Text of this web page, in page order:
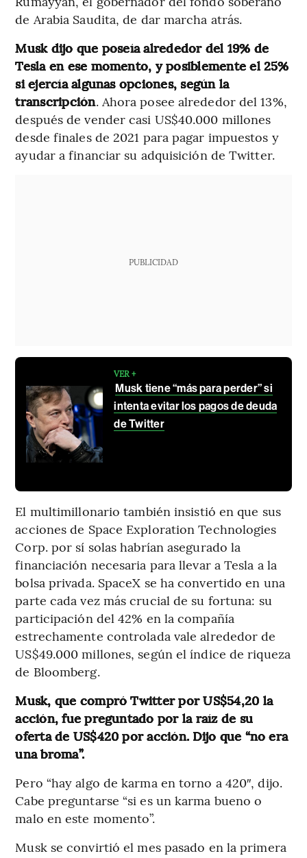
de Arabia Saudita, de dar marcha atrás.
Musk dijo que poseía alrededor del 19% de
Tesla en ese momento, y posiblemente el 25%
si ejercía algunas opciones, según la
transcripción. Ahora posee alrededor del 13%,
después de vender casi US$40.000 millones
desde finales de 2021 para pagar impuestos y
ayudar a financiar su adquisición de Twitter.
PUBLICIDAD
VER +
Musk tiene “más para perder” si
intenta evitar los pagos de deuda
de Twitter
El multimillonario también insistió en que sus
acciones de Space Exploration Technologies
Corp. por sí solas habrían asegurado la
financiación necesaria para llevar a Tesla a la
bolsa privada. SpaceX se ha convertido en una
parte cada vez más crucial de su fortuna: su
participación del 42% en la compañía
estrechamente controlada vale alrededor de
US$49.000 millones, según el índice de riqueza
de Bloomberg.
Musk, que compró Twitter por US$54,20 la
acción, fue preguntado por la raíz de su
oferta de US$420 por acción. Dijo que “no era
una broma”.
Pero “hay algo de karma en torno a 420″, dijo.
Cabe preguntarse “si es un karma bueno o
malo en este momento”.
Musk se convirtió el mes pasado en la primera